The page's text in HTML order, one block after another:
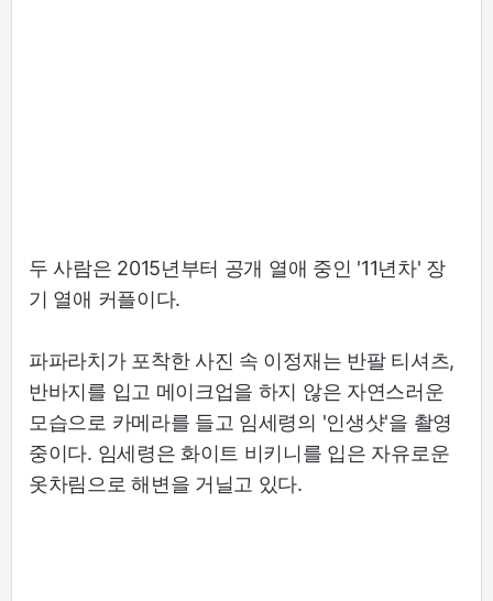
두 사람은 2015년부터 공개 열애 중인 '11년차' 장
기 열애 커플이다.
파파라치가 포착한 사진 속 이정재는 반팔 티셔츠,
반바지를 입고 메이크업을 하지 않은 자연스러운
모습으로 카메라를 들고 임세령의 '인생샷'을 촬영
중이다. 임세령은 화이트 비키니를 입은 자유로운
옷차림으로 해변을 거닐고 있다.